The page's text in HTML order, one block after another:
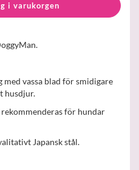
i varukorgen
med vassa blad för smidigare
husdjur.
för hundar
Japansk stål.